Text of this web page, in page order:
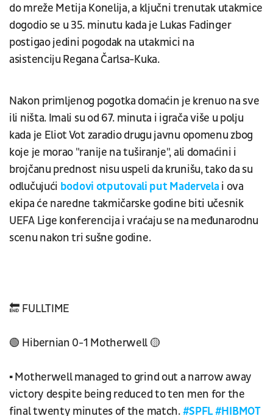
do mreže Metija Konelija, a ključni trenutak utakmice
dogodio se u 35. minutu kada je Lukas Fadinger
postigao jedini pogodak na utakmici na
asistenciju Regana Čarlsa-Kuka.
Nakon primljenog pogotka domaćin je krenuo na sve
ili ništa. Imali su od 67. minuta i igrača više u polju
kada je Eliot Vot zaradio drugu javnu opomenu zbog
koje je morao "ranije na tuširanje", ali domaćini i
brojčanu prednost nisu uspeli da krunišu, tako da su
odlučujući bodovi otputovali put Madervelai ova
ekipa će naredne takmičarske godine biti učesnik
UEFA Lige konferencija i vraćaju se na međunarodnu
scenu nakon tri sušne godine.
🔚 FULLTIME
🟢 Hibernian 0-1 Motherwell 🟡
▪ Motherwell managed to grind out a narrow away
victory despite being reduced to ten men for the
final twenty minutes of the match.#SPFL#HIBMOT